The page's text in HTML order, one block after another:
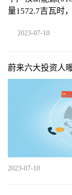
量1572.7吉瓦时
2023-07-10
蔚来六大投资人
敏洪排不上号
2023-07-10